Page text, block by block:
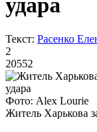
удара
Текст: Расенко
2
20552
Фото: Alex Lourie
Житель Харькова